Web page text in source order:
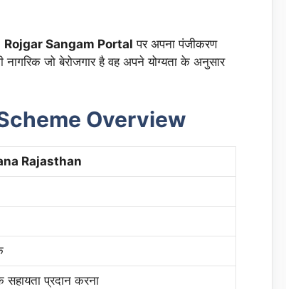
Rojgar Sangam Portal पर अपना पंजीकरण
जो बेरोजगार है वह अपने योग्यता के अनुसार
Overview
Rajasthan
सहायता प्रदान करना